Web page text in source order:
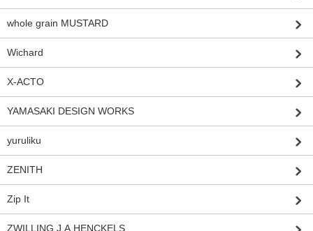
whole grain MUSTARD
Wichard
X-ACTO
YAMASAKI DESIGN WORKS
yuruliku
ZENITH
Zip It
ZWILLING J.A.HENCKELS